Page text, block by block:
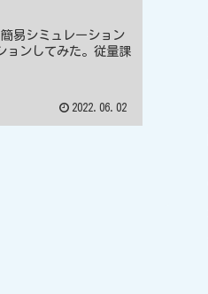
易シミュレーション
ョンしてみた。従量課
2022.06.02